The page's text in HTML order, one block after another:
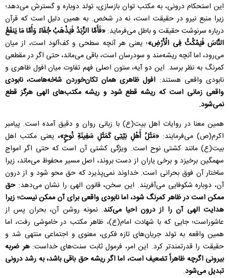
این استحکام درونی، به مکتب توان بازسازی، تولد دوباره و گسترش می‌دهد؛
زیرا منبع نیرو در حقیقت است، نه در شخص. به همین دلیل است که قرآن
درباره سرنوشت حقیقت و باطل می‌فرماید:«فَأَمَّا الزَّبَدُ فَیَذْهَبُ جُفَاءً وَأَمَّا مَا یَنفَعُ
النَّاسَ فَیَمْکُثُ فِی الْأَرْضِ»؛ یعنی هر آنچه سطحی و کف‌آلود است، از میان
می‌رود، اما آنچه ریشه‌مند و سودرسان است، باقی می‌ماند، حتی اگر در مقطعی
کمرنگ به نظر برسد. این دو آیه، ستون اصلی فهم تفاوت میان افول ظاهری و
نابودی واقعی هستند: افول ظاهری همان تکان‌خوردن شاخه‌هاست، نابودی
واقعی زمانی است که ریشه قطع شود و ریشه مکتب‌های الهی هرگز قطع
نمی‌شود.
همین معنا در روایات اهل بیت(ع) با زبانی روان و دقیق آمده است. پیامبر
اکرم(ص) می‌فرمایند: «مَثَلُ أَهْلِ بَیْتِی كَمَثَلِ سَفِینَةِ نُوحٍ»، یعنی مکتب اهل
بیت(ع) مانند کشتی نوح است. ویژگی کشتی آن است که حتی اگر امواج
سهمگین برخیزد و برخی یاران از دست بروند، اصل مسیر محفوظ می‌ماند، زیرا
ساختار آن فوق بحرانی است. خداوند نمی‌پذیرد که حق محو شود و از درون
آن، دوباره شکوفایی می‌آفریند. این سخن، قانون الهی را نشان می‌دهد: حق
ممکن است در ظاهر کمرنگ شود، اما نابودی واقعی برای آن ممکن نیست؛ زیرا
هدایت الهی آن را از درون احیا می‌کند. نمونه روشن آن، بحران پس از
عاشوراست؛ جایی که با شهادت امام(ع)، ظاهر مکتب در خاموشی رفت، اما
همین واقعه به تولد جریان‌های تازه فکری، معنوی و اجتماعی منتهی شد و
حقیقت را قدرتمندتر کرد. این امر، فرمول ثابت سنت‌های خداست:هر ضربه
بیرونی اگرچه ظاهراً تضعیف است، اما اگر ریشه حق باقی باشد، به رشد درونی
تبدیل می‌شود.